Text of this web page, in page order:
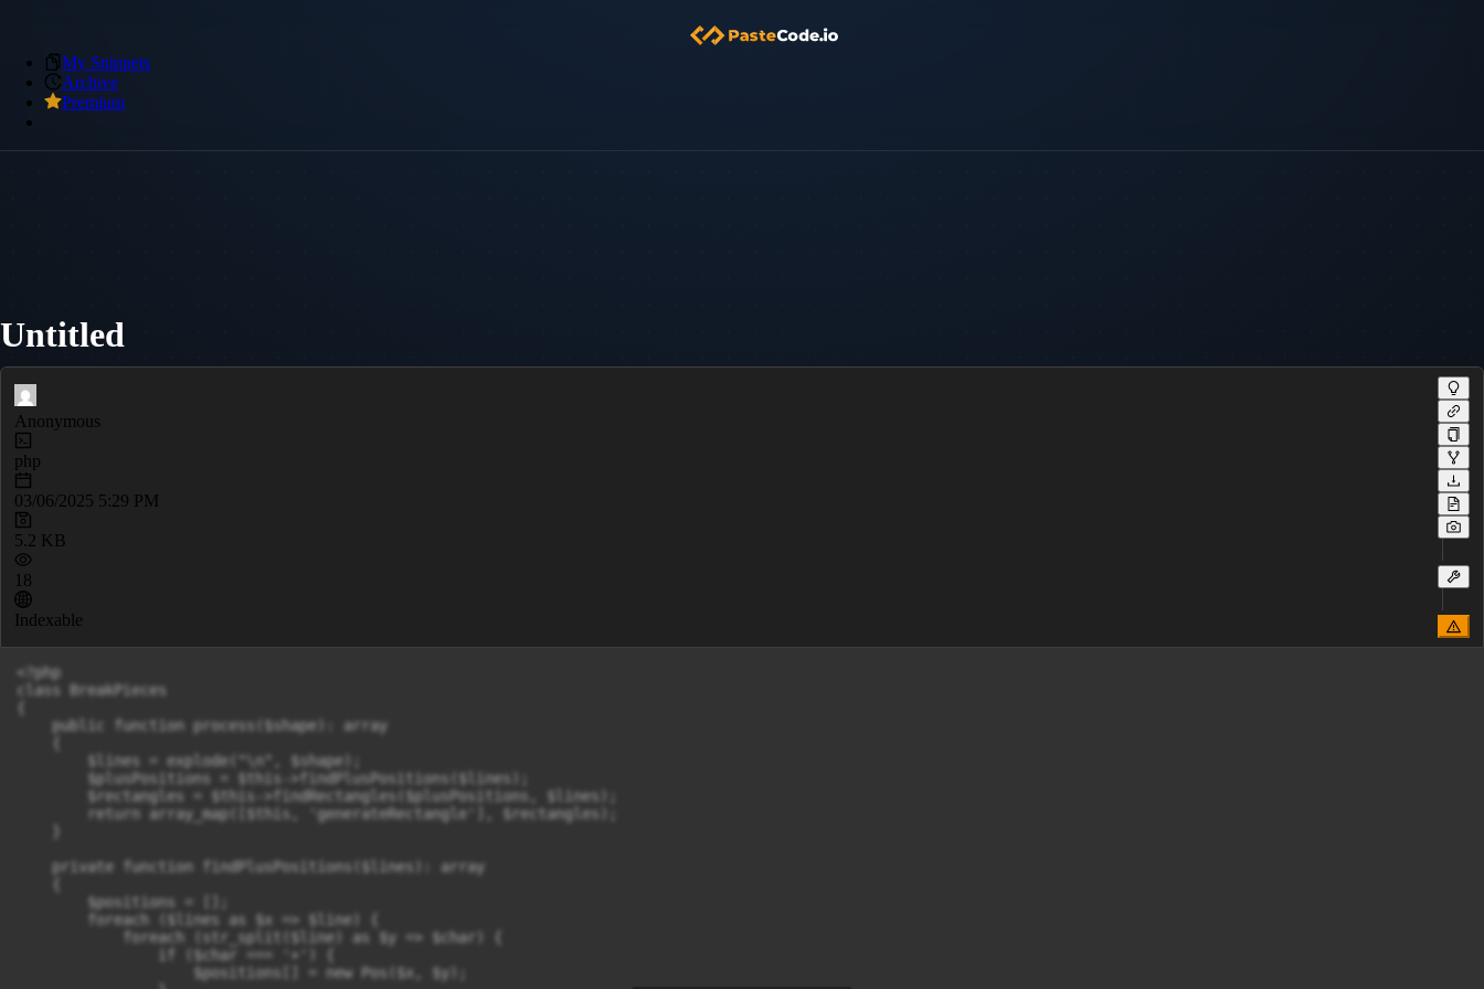
My Snippets
Archive
Premium
Untitled
Anonymous
php
03/06/2025 5:29 PM
5.2 KB
18
Indexable
<?php
class BreakPieces
    public function process($shape): array
        $lines = explode("\n", $shape);
        $plusPositions = $this->findPlusPositions($lines);
        $rectangles = $this->findRectangles($plusPositions, $lines);
        return array_map([$this, 'generateRectangle'], $rectangles);
    private function findPlusPositions($lines): array
        $positions = [];
        foreach ($lines as $x => $line) {
            foreach (str_split($line) as $y => $char) {
                if ($char === '+') {
                    $positions[] = new Pos($x, $y);